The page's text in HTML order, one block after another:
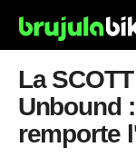
La
Unbound
remporte